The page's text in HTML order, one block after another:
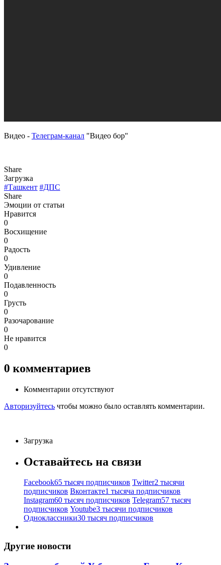
Видео - Телеграм-канал "Видео бор"
Share
Загрузка
#Ташкент #ДПС
Share
Эмоции от статьи
Нравится
0
Восхищение
0
Радость
0
Удивление
0
Подавленность
0
Грусть
0
Разочарование
0
Не нравится
0
0 комментариев
Комментарии отсутствуют
Авторизуйтесь чтобы можно было оставлять комментарии.
Загрузка
Оставайтесь на связи
Facebook65 тысяч подписчиков Twitter2 тысячи
подписчиков Вконтакте1 тысяча подписчиков
Instagram60 тысяч подписчиков Telegram57 тысяч
подписчиков Youtube3 тысячи подписчиков
Одноклассники30 тысяч подписчиков
Другие новости